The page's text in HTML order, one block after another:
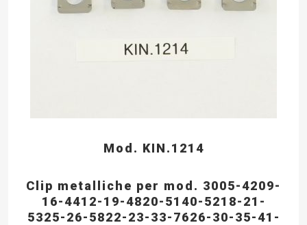
Mod. KIN.1214
Clip metalliche per mod. 3005-4209-
16-4412-19-4820-5140-5218-21-
5325-26-5822-23-33-7626-30-35-41-